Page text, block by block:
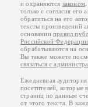
и охраняются законом
только с согласия его
обратиться на его
тексты произведений
основанииправил
Российской Федерации
обрабатываются на
Вы также можете
связаться с
Ежедневная
посетителей, которые
страниц по данным
от этого текста. В